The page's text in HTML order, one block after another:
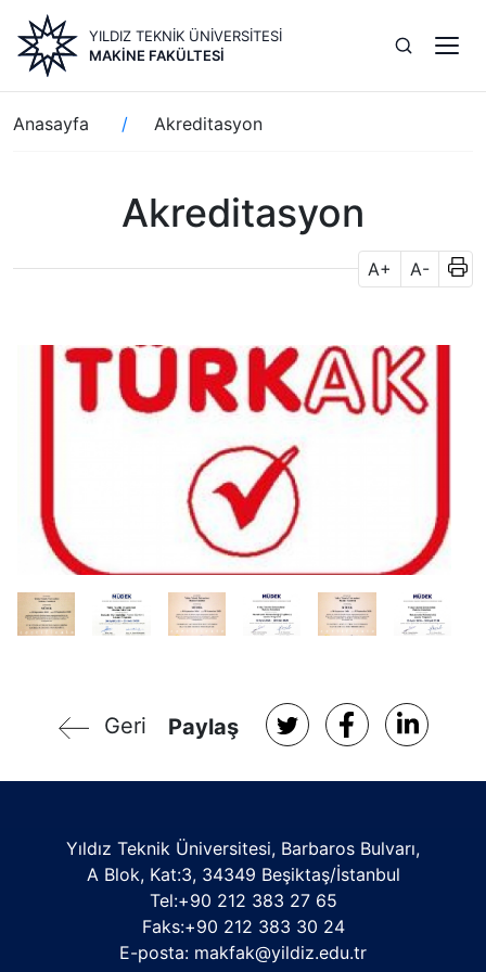
içeriğe
atla
YILDIZ TEKNİK ÜNİVERSİTESİ
MAKİNE FAKÜLTESİ
Sayfa
yolu
Anasayfa Akreditasyon
Akreditasyon
A+ A-
Geri Paylaş
Yıldız Teknik Üniversitesi, Barbaros Bulvarı,
A Blok, Kat:3, 34349 Beşiktaş/İstanbul
Tel:+90 212 383 27 65
Faks:+90 212 383 30 24
E-posta: makfak@yildiz.edu.tr